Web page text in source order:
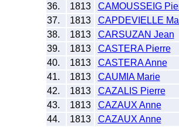
36.
1813
CAMOUSSEIG
37.
1813
CAPDEVIELLE
38.
1813
CARSUZAN Jean
39.
1813
CASTERA Pierre
40.
1813
CASTERA Anne
41.
1813
CAUMIA Marie
42.
1813
CAZALIS Pierre
43.
1813
CAZAUX Anne
44.
1813
CAZAUX Anne